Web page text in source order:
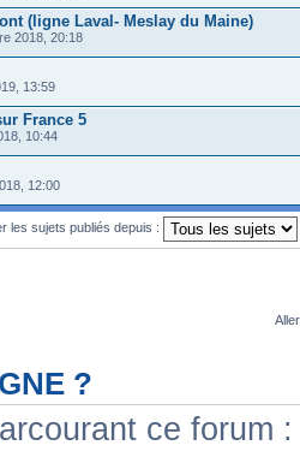
(ligne Laval- Meslay du Maine)
2018, 20:18
13:59
France 5
10:44
12:00
les sujets publiés depuis :
?
ce forum